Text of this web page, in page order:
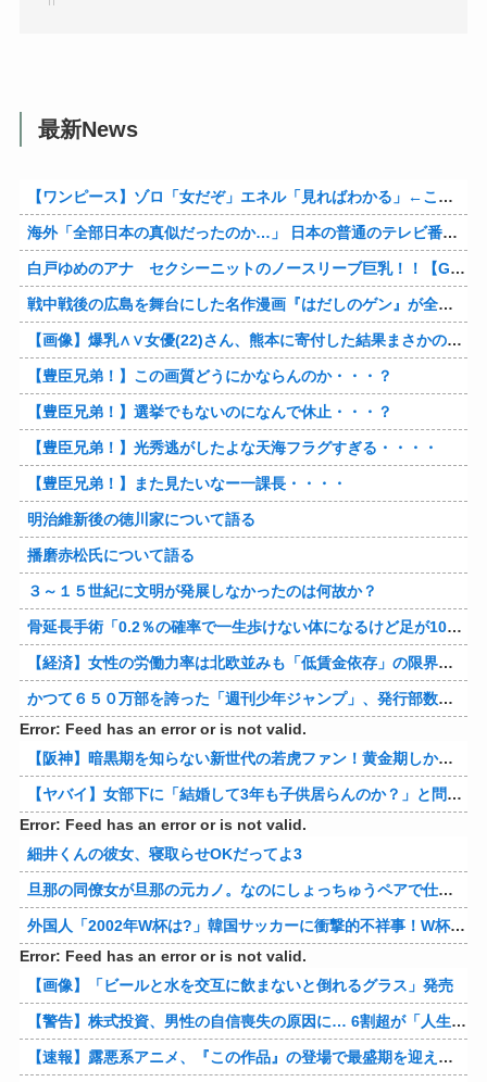
最新News
【ワンピース】ゾロ「女だぞ」エネル「見ればわかる」←ここ好きすぎるｗｗｗｗｗｗｗｗｗｗｗｗｗ
海外「全部日本の真似だったのか…」 日本の普通のテレビ番組が最新SNSの数十年先を行っていたと話題に
白戸ゆめのアナ セクシーニットのノースリーブ巨乳！！【GIF動画あり】
戦中戦後の広島を舞台にした名作漫画『はだしのゲン』が全巻50％オフで買える激安セール開催！！このチャンスを見逃すな！！
【画像】爆乳∧∨女優(22)さん、熊本に寄付した結果まさかの事態に・・・・・・
【豊臣兄弟！】この画質どうにかならんのか・・・？
【豊臣兄弟！】選挙でもないのになんで休止・・・？
【豊臣兄弟！】光秀逃がしたよな天海フラグすぎる・・・・
【豊臣兄弟！】また見たいなー一課長・・・・
明治維新後の徳川家について語る
播磨赤松氏について語る
３～１５世紀に文明が発展しなかったのは何故か？
骨延長手術「0.2％の確率で一生歩けない体になるけど足が10cm伸びます」←コスパ良すぎるだろ
【経済】女性の労働力率は北欧並みも「低賃金依存」の限界 団塊世代の完全引退で、企業が迫られる“最後の選択”
かつて６５０万部を誇った「週刊少年ジャンプ」、発行部数が初の100万部割れ
Error: Feed has an error or is not valid.
【阪神】暗黒期を知らない新世代の若虎ファン！黄金期しか知らない現代のファン事情と驚きのリアル
【ヤバイ】女部下に「結婚して3年も子供居らんのか？」と問い詰めた結果ｗｗｗｗ 他
Error: Feed has an error or is not valid.
細井くんの彼女、寝取らせOKだってよ3
旦那の同僚女が旦那の元カノ。なのにしょっちゅうペアで仕事してて遅くまで残業したり二人で出張に行ったり。なんで「今度の出張は一人で行く」って嘘つくのかな
外国人「2002年W杯は?」韓国サッカーに衝撃的不祥事！W杯予選でレフリーへの性的接待発覚！海外騒然！【海外の反応】
Error: Feed has an error or is not valid.
【画像】「ビールと水を交互に飲まないと倒れるグラス」発売
【警告】株式投資、男性の自信喪失の原因に… 6割超が「人生の敗者」自認
【速報】露悪系アニメ、『この作品』の登場で最盛期を迎えてしまう…